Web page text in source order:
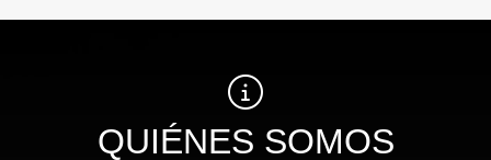
QUIÉNES SOMOS